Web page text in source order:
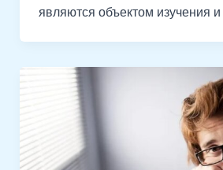
являются объектом изучения и